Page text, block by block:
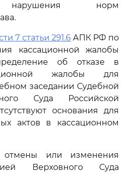
нарушения норм
7 статьи 291.6АПК РФ по
кассационной жалобы
об отказе в
жалобы для
заседании Судебной
Суда Российской
основания для
актов в кассационном
или изменения
Верховного Суда